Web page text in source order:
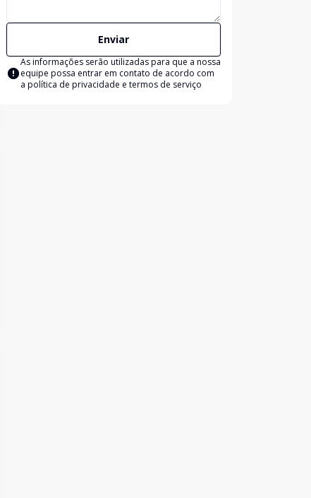
Enviar
As informações serão utilizadas para que a nossa
equipe possa entrar em contato de acordo com
a política de privacidade e termos de serviço